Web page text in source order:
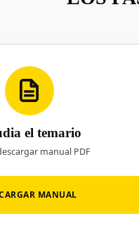
el temario
manual PDF
MANUAL